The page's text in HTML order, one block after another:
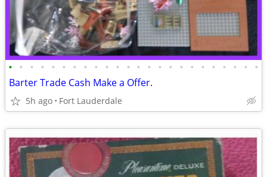
• • • • • • • • • • • • • • • • • • • • • • • •
Barter Trade Cash Make a Offer.
5h ago Fort Lauderdale